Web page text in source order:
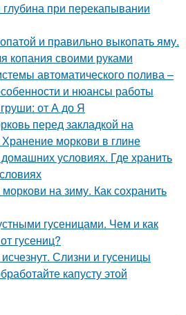
при перекапывании
и правильно выкопать яму.
копания своими руками
автоматического полива –
и нюансы работы
от А до Я
перед закладкой на
моркови в глине
условиях. Где хранить
на зиму. Как сохранить
гусеницами. Чем и как
гусениц?
Слизни и гусеницы
капусту этой